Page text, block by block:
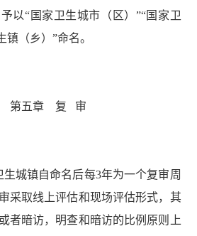
以“国家卫生城市（区）”“国家卫
镇（乡）”命名。
五章 复 审
镇自命名后每3年为一个复审周
采取线上评估和现场评估形式，其
者暗访，明查和暗访的比例原则上